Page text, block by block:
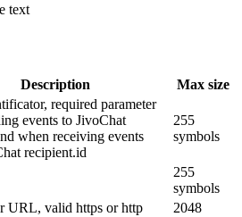
text
Description Max size
required parameter
events to JivoChat
when receiving events
recipient.id
255
symbols
255
symbols
URL, valid https or http
2048